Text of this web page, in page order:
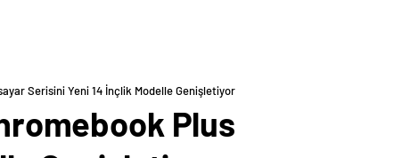
Serisini Yeni 14 İnçlik Modelle Genişletiyor
Plus